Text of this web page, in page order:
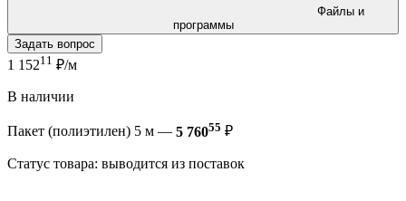
программы
Задать вопрос
1 15211 ₽/м
В наличии
Пакет (полиэтилен) 5 м — 5 76055 ₽
Статус товара: выводится из поставок